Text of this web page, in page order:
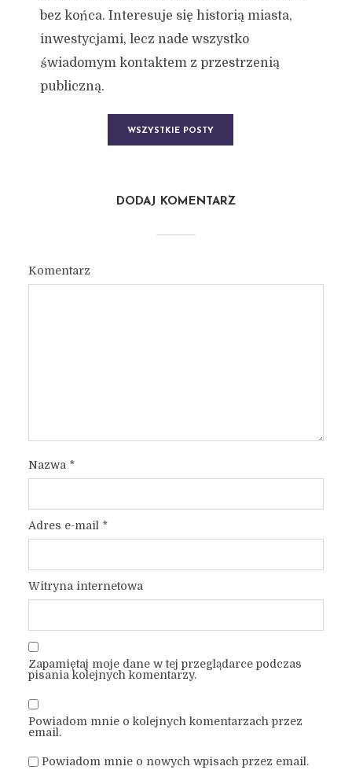
bez końca. Interesuje się historią miasta,
inwestycjami, lecz nade wszystko
świadomym kontaktem z przestrzenią
publiczną.
WSZYSTKIE POSTY
DODAJ KOMENTARZ
Komentarz
Nazwa *
Adres e-mail *
Witryna internetowa
Zapamiętaj moje dane w tej przeglądarce podczas
pisania kolejnych komentarzy.
Powiadom mnie o kolejnych komentarzach przez
email.
Powiadom mnie o nowych wpisach przez email.